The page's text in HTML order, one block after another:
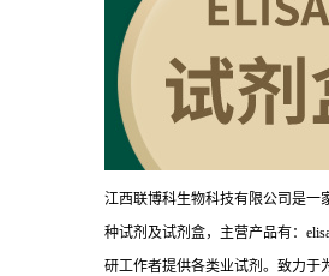
江西联博科生物科技有限公司是一
种试剂及试剂盒，主营产品有：
研工作者提供各类业试剂。致力于